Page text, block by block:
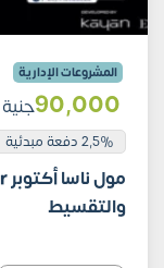
المشروعات الإدارية
90٬000جنية
2,5% دفعة مبدئية
والتقسيط